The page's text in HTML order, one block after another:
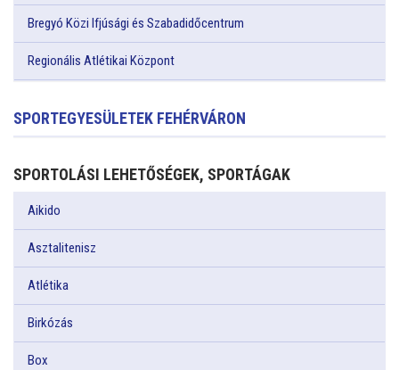
Bregyó Közi Ifjúsági és Szabadidőcentrum
Regionális Atlétikai Központ
SPORTEGYESÜLETEK FEHÉRVÁRON
SPORTOLÁSI LEHETŐSÉGEK, SPORTÁGAK
Aikido
Asztalitenisz
Atlétika
Birkózás
Box